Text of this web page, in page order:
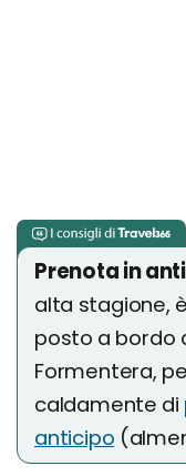
Prenota in
alta stagione,
posto a bordo
Formentera,
caldamente di
anticipo